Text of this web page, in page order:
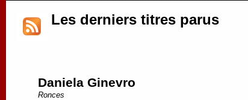
Les derniers titres parus
Daniela Ginevro
Ronces